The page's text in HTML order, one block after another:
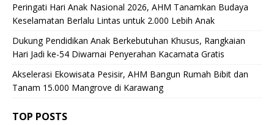
Peringati Hari Anak Nasional 2026, AHM Tanamkan Budaya
Keselamatan Berlalu Lintas untuk 2.000 Lebih Anak
Dukung Pendidikan Anak Berkebutuhan Khusus, Rangkaian
Hari Jadi ke-54 Diwarnai Penyerahan Kacamata Gratis
Akselerasi Ekowisata Pesisir, AHM Bangun Rumah Bibit dan
Tanam 15.000 Mangrove di Karawang
TOP POSTS